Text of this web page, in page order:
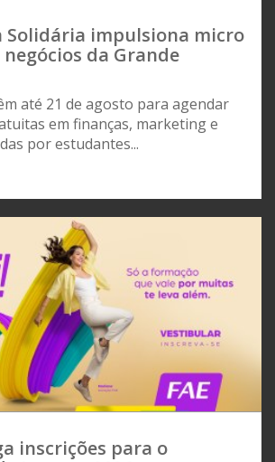
Solidária impulsiona micro
da Grande
até 21 de agosto para agendar
em finanças, marketing e
por estudantes...
inscrições para o